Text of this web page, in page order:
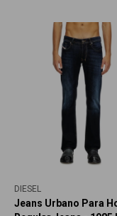
DIESEL
Jeans Urbano Para